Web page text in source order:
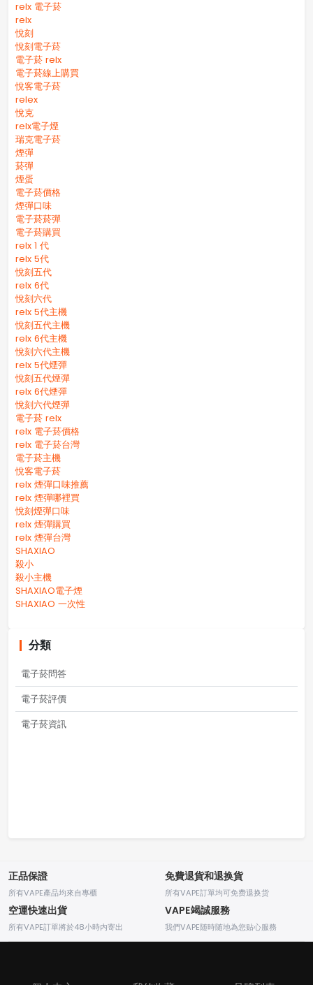
relx 電子菸
relx
悅刻
悅刻電子菸
電子菸 relx
電子菸線上購買
悅客電子菸
relex
悅克
relx電子煙
瑞克電子菸
煙彈
菸彈
煙蛋
電子菸價格
煙彈口味
電子菸菸彈
電子菸購買
relx 1 代
relx 5代
悅刻五代
relx 6代
悅刻六代
relx 5代主機
悅刻五代主機
relx 6代主機
悅刻六代主機
relx 5代煙彈
悅刻五代煙彈
relx 6代煙彈
悅刻六代煙彈
電子菸 relx
relx 電子菸價格
relx 電子菸台灣
電子菸主機
悅客電子菸
relx 煙彈口味推薦
relx 煙彈哪裡買
悅刻煙彈口味
relx 煙彈購買
relx 煙彈台灣
SHAXIAO
殺小
殺小主機
SHAXIAO電子煙
SHAXIAO 一次性
分類
電子菸問答
電子菸評價
電子菸資訊
正品保證
所有VAPE產品均來自專櫃
免費退貨和退换貨
所有VAPE訂單均可免费退换货
空運快速出貨
所有VAPE訂單將於48小時内寄出
VAPE竭誠服務
我們VAPE随時随地為您贴心服務